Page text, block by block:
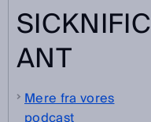
SICKNIFIC
ANT
Mere fra vores